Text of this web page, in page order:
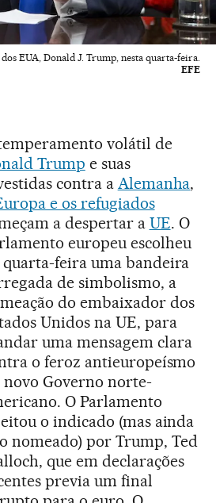
EUA, Donald J. Trump, nesta quarta-feira.
EFE
volátil de
Trump e suas
contra a Alemanha,
e os refugiados
a despertar a UE. O
europeu escolheu
quarta-feira uma bandeira
de simbolismo, a
do embaixador dos
Unidos na UE, para
uma mensagem clara
o feroz antieuropeísmo
novo Governo norte-
O Parlamento
o indicado (mas ainda
nomeado) por Trump, Ted
que em declarações
previa um final